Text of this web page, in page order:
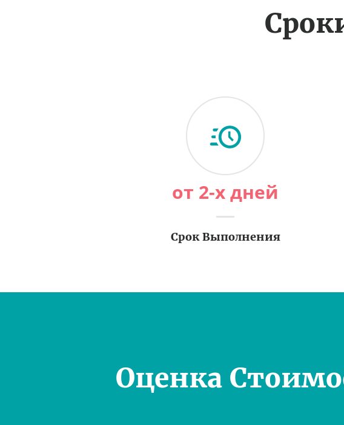
от 2-х дней
Срок Выполнения
Оценка